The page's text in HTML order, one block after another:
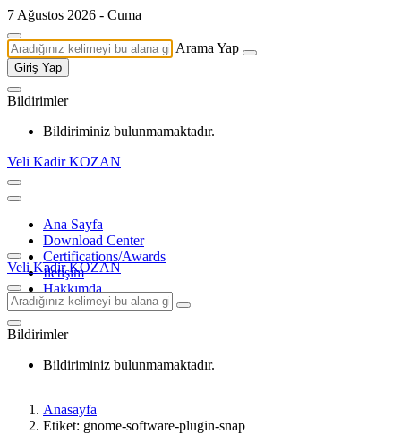
7 Ağustos 2026 - Cuma
Arama Yap
Giriş Yap
Bildirimler
Bildiriminiz bulunmamaktadır.
Veli Kadir KOZAN
Ana Sayfa
Download Center
Certifications/Awards
İletişim
Hakkımda
Veli Kadir KOZAN
Bildirimler
Bildiriminiz bulunmamaktadır.
Anasayfa
Etiket: gnome-software-plugin-snap